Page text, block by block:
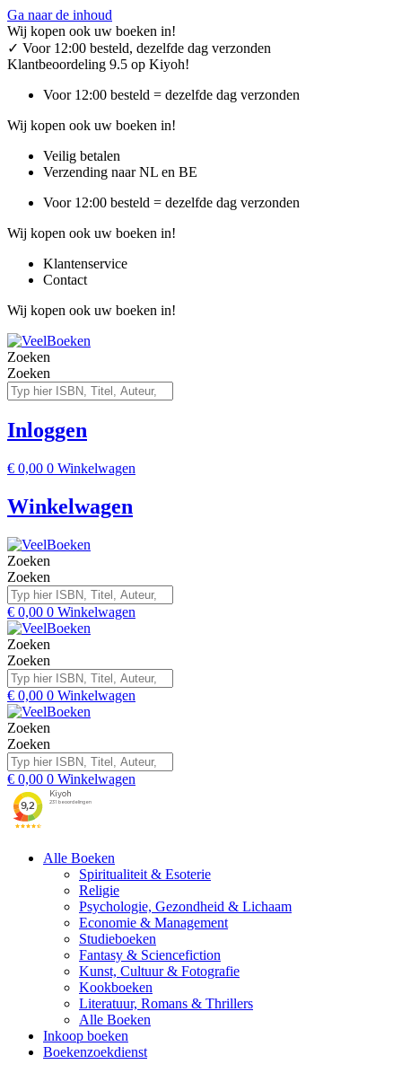
Ga naar de inhoud
Wij kopen ook uw boeken in!
✓ Voor 12:00 besteld, dezelfde dag verzonden
Klantbeoordeling 9.5 op Kiyoh!
Voor 12:00 besteld = dezelfde dag verzonden
Wij kopen ook uw boeken in!
Veilig betalen
Verzending naar NL en BE
Voor 12:00 besteld = dezelfde dag verzonden
Wij kopen ook uw boeken in!
Klantenservice
Contact
Wij kopen ook uw boeken in!
Zoeken
Zoeken
Inloggen
€ 0,00 0 Winkelwagen
Winkelwagen
Zoeken
Zoeken
€ 0,00 0 Winkelwagen
Zoeken
Zoeken
€ 0,00 0 Winkelwagen
Zoeken
Zoeken
€ 0,00 0 Winkelwagen
Alle Boeken
Spiritualiteit & Esoterie
Religie
Psychologie, Gezondheid & Lichaam
Economie & Management
Studieboeken
Fantasy & Sciencefiction
Kunst, Cultuur & Fotografie
Kookboeken
Literatuur, Romans & Thrillers
Alle Boeken
Inkoop boeken
Boekenzoekdienst